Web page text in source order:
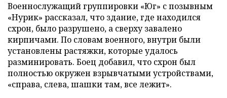
Военнослужащий группировки «Юг» с позывным
«Нурик» рассказал, что здание, где находился
схрон, было разрушено, а сверху завалено
кирпичами. По словам военного, внутри были
установлены растяжки, которые удалось
разминировать. Боец добавил, что схрон был
полностью окружен взрывчатыми устройствами,
«справа, слева, шашки там, все лежит».